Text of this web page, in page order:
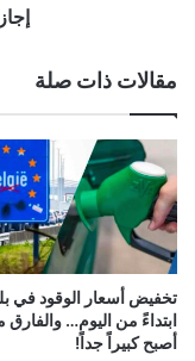
مقالات ذات صلة
تخفيض أسعار الوقود في
ابتداءً من اليوم… والفارق
أصبح كبيراً جداً!